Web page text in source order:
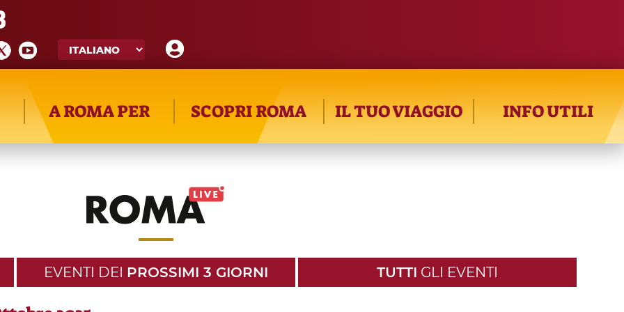
A ROMA PER SCOPRI ROMA IL TUO VIAGGIO INFO UTILI
EVENTI DEI PROSSIMI 3 GIORNI TUTTI GLI EVENTI